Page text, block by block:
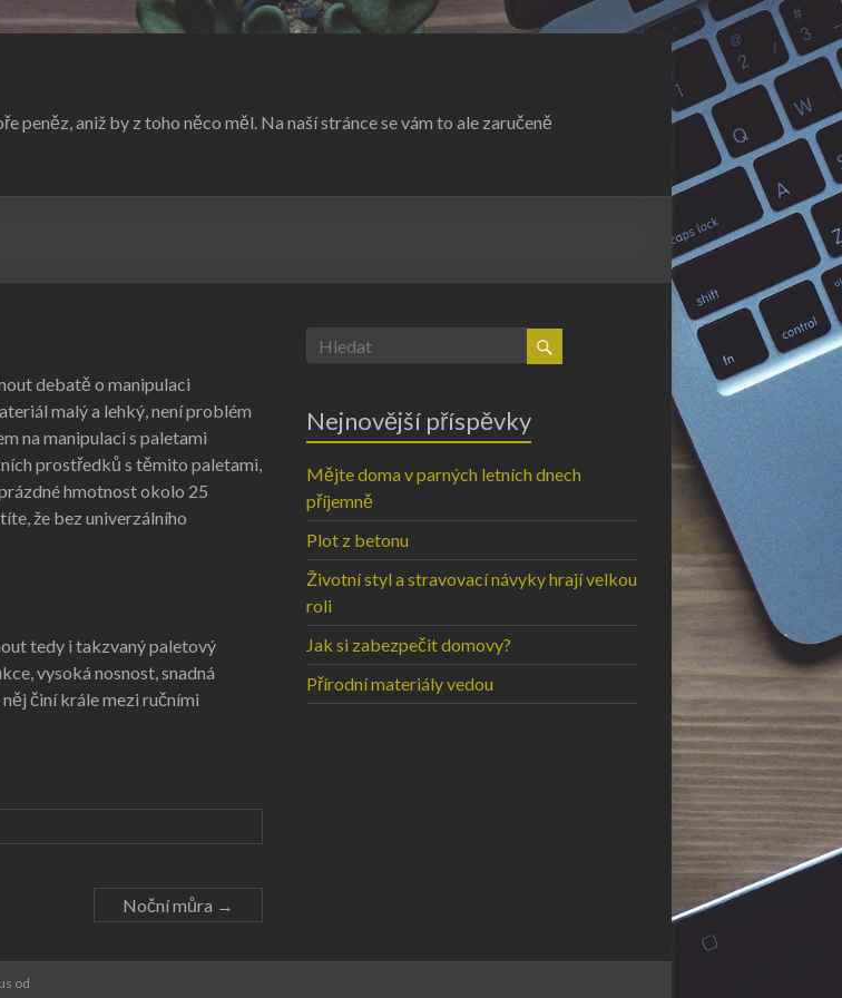
peněz, aniž by z toho něco měl. Na naší stránce se vám to ale zaručeně
debatě o manipulaci
malý a lehký, není problém
na manipulaci s paletami
prostředků s těmito paletami,
hmotnost okolo 25
že bez univerzálního
tedy i takzvanýpaletový
vysoká nosnost, snadná
činí krále mezi ručními
Noční můra →
Nejnovější příspěvky
Mějte doma v parných letních dnech
příjemně
Plot z betonu
Životní styl a stravovací návyky hrají velkou
roli
Jak si zabezpečit domovy?
Přírodní materiály vedou
od